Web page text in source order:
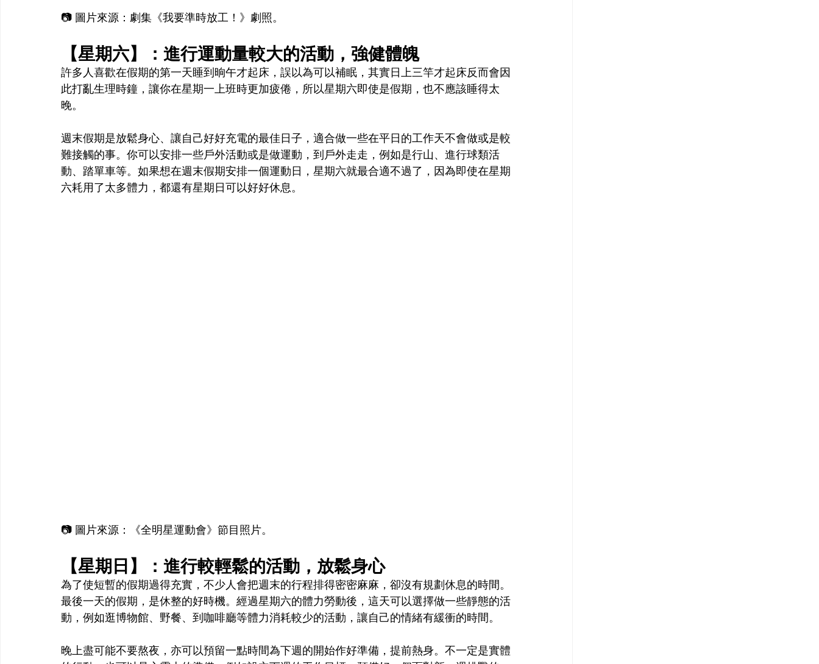
📷 圖片來源：劇集《我要準時放工！》劇照。
【星期六】：進行運動量較大的活動，強健體魄
許多人喜歡在假期的第一天睡到晌午才起床，誤以為可以補眠，其實日上三竿才起床反而會因
此打亂生理時鐘，讓你在星期一上班時更加疲倦，所以星期六即使是假期，也不應該睡得太
晚。
週末假期是放鬆身心、讓自己好好充電的最佳日子，適合做一些在平日的工作天不會做或是較
難接觸的事。你可以安排一些戶外活動或是做運動，到戶外走走，例如是行山、進行球類活
動、踏單車等。如果想在週末假期安排一個運動日，星期六就最合適不過了，因為即使在星期
六耗用了太多體力，都還有星期日可以好好休息。
📷 圖片來源：《全明星運動會》節目照片。
【星期日】：進行較輕鬆的活動，放鬆身心
為了使短暫的假期過得充實，不少人會把週末的行程排得密密麻麻，卻沒有規劃休息的時間。
最後一天的假期，是休整的好時機。經過星期六的體力勞動後，這天可以選擇做一些靜態的活
動，例如逛博物館、野餐、到咖啡廳等體力消耗較少的活動，讓自己的情緒有緩衝的時間。
晚上盡可能不要熬夜，亦可以預留一點時間為下週的開始作好準備，提前熱身。不一定是實體